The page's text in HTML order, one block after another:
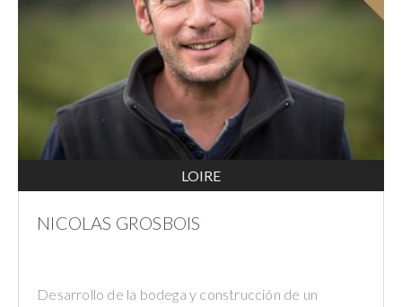
LOIRE
NICOLAS GROSBOIS
Desarrollo de la bodega y construcción de un